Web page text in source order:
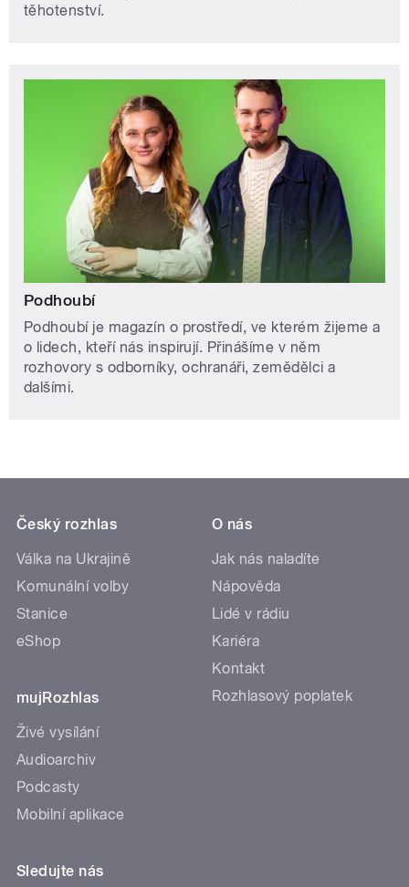
těhotenství.
Podhoubí
Podhoubí je magazín o prostředí, ve kterém žijeme a
o lidech, kteří nás inspirují. Přinášíme v něm
rozhovory s odborníky, ochranáři, zemědělci a
dalšími.
Český rozhlas
Válka na Ukrajině
Komunální volby
Stanice
eShop
mujRozhlas
Živé vysílání
Audioarchiv
Podcasty
Mobilní aplikace
O nás
Jak nás naladíte
Nápověda
Lidé v rádiu
Kariéra
Kontakt
Rozhlasový poplatek
Sledujte nás